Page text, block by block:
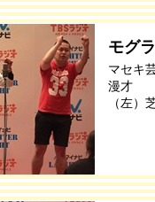
モグ
マセキ
漫才
（左